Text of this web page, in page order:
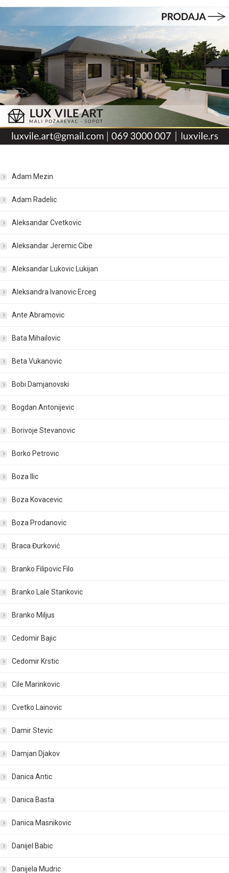
Adam Mezin
Adam Radelic
Aleksandar Cvetkovic
Aleksandar Jeremic Cibe
Aleksandar Lukovic Lukijan
Aleksandra Ivanovic Erceg
Ante Abramovic
Bata Mihailovic
Beta Vukanovic
Bobi Damjanovski
Bogdan Antonijevic
Borivoje Stevanovic
Borko Petrovic
Boza Ilic
Boza Kovacevic
Boza Prodanovic
Braca Đurković
Branko Filipovic Filo
Branko Lale Stankovic
Branko Miljus
Cedomir Bajic
Cedomir Krstic
Cile Marinkovic
Cvetko Lainovic
Damir Stevic
Damjan Djakov
Danica Antic
Danica Basta
Danica Masnikovic
Danijel Babic
Danijela Mudric